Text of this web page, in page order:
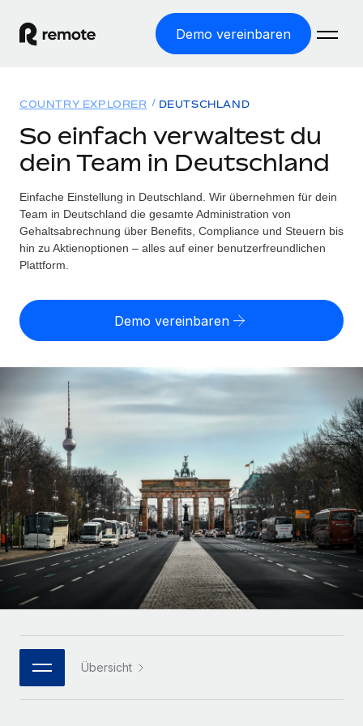
Demo vereinbaren
WELTWEITE BESCHÄFTIGUNG
Globale Payroll
Einfache, rechtssicher Payroll
Employer of Record
Weltweites Wachstum ohne Kosten für Niederlassungen
Contractor of Record
Rechtssichere, weltweite Arbeit mit Freelancer:innen
Globales Onboarding und Verwalten von
Freelancer:innen
PEO
Auslagern von komplexen HR-Aufgaben
INFRASTRUKTUR
Remote Embedded
Nahtlose Integration der HR in bestehende Abläufe
Plattform
Integrierte HR-Kernfunktionen für dein Team
MCP
Integrationen
Lösungen
WELTWEITE ABDECKUNG
Country Explorer
Länderspezifische Unterstützung bei der Einstellung
Einfache Einstellung in allen US-Bundesstaaten
WACHSTUMSPHASE
Startups
Agile HR- und Payroll-Lösungen für wachsende
Unternehmen
Mittelstand
Maßgeschneiderte HR-Lösungen, um Teams zu
vergrößern
Enterprise
Globale HR für Konzerne und Großunternehmen
PARTNER WERDEN
Flexible Einbettung von Global-HR-Funktionen in deine
Ressourcen
TOOLS UND RECHNER
Scheinselbstständigkeitsrisiko berechnen
Personalkostenrechner
Gesamtbeschäftigungskosten
Honorarzahlungen berechnen
Informationen zu möglichen Währungen und
Abwicklungsfristen für globale Freelancer:innen
LERNEN MIT REMOTE
Forschung und Leitfäden
Fallstudien
HR-Glossar
Bibliothek für Stellenbeschreibungen
Webinare
Preise
Nederlands
Français
Deutsch
Español
Italiano
Português (Portugal)
한국어
Anmelden
COUNTRY EXPLORER DEUTSCHLAND
So einfach verwaltest du
dein Team in Deutschland
Einfache Einstellung in Deutschland. Wir übernehmen für dein
Team in Deutschland die gesamte Administration von
Gehaltsabrechnung über Benefits, Compliance und Steuern bis
hin zu Aktienoptionen – alles auf einer benutzerfreundlichen
Plattform.
Demo vereinbaren
Übersicht